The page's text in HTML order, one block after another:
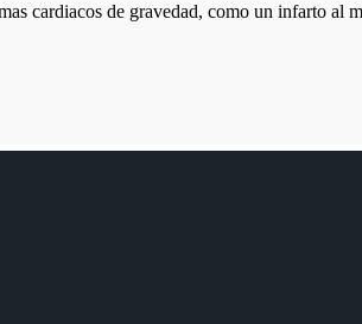
cardiacos de gravedad, como un infarto al